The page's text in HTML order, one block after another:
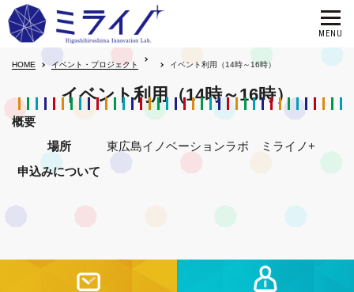
HOME イベント・プロジェクト イベント利用（14時～16時）
イベント利用（14時～16時）
概要
場所
東広島イノベーションラボ ミライノ+
申込みについて